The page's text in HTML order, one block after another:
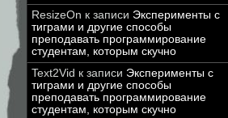
ResizeOn к записи Эксперименты с
тиграми и другие способы
преподавать программирование
студентам, которым скучно
Text2Vid к записи Эксперименты с
тиграми и другие способы
преподавать программирование
студентам, которым скучно